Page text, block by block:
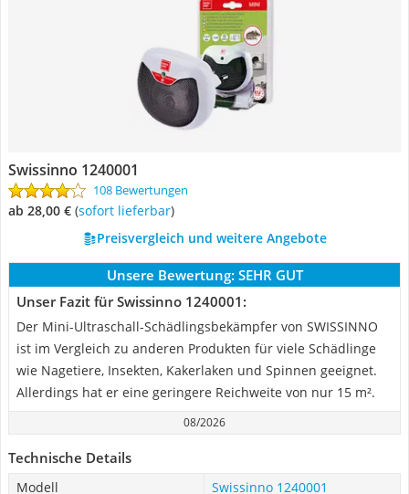
Swissinno 1240001
108 Bewertungen
ab 28,00 € ( Sofort lieferbar)
Preisvergleich und weitere Angebote
Unsere Bewertung: SEHR GUT
Unser Fazit für Swissinno 1240001:
Der Mini-Ultraschall-Schädlingsbekämpfer von SWISSINNO
ist im Vergleich zu anderen Produkten für viele Schädlinge
wie Nagetiere, Insekten, Kakerlaken und Spinnen geeignet.
Allerdings hat er eine geringere Reichweite von nur 15 m².
08/2026
Technische Details
Modell
Swissinno 1240001